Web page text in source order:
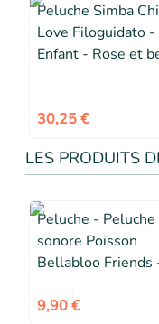
Peluche Simba
Love Filoguidato -
Enfant - Rose et
30,25 €
LES PRODUITS
Peluche - Peluche
sonore Poisson
Bellabloo Friends
9,90 €